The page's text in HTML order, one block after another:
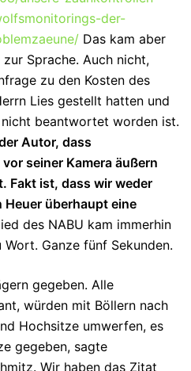
der-
Das kam aber
Sprache. Auch nicht,
zu den Kosten des
Lies gestellt hatten und
beantwortet worden ist.
Autor, dass
seiner Kamera äußern
Fakt ist, dass wir weder
Heuer überhaupt eine
des NABU kam immerhin
Ganze fünf Sekunden.
gegeben. Alle
würden mit Böllern nach
Hochsitze umwerfen, es
gegeben, sagte
Wir haben das Zitat